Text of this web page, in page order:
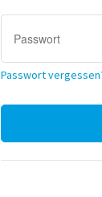
Passwort